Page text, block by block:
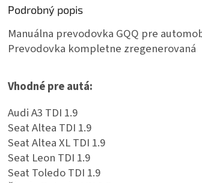
Podrobný popis
Manuálna prevodovka GQQ pre
Prevodovka kompletne zregenerovaná
Vhodné pre autá:
Audi A3 TDI 1.9
Seat Altea TDI 1.9
Seat Altea XL TDI 1.9
Seat Leon TDI 1.9
Seat Toledo TDI 1.9